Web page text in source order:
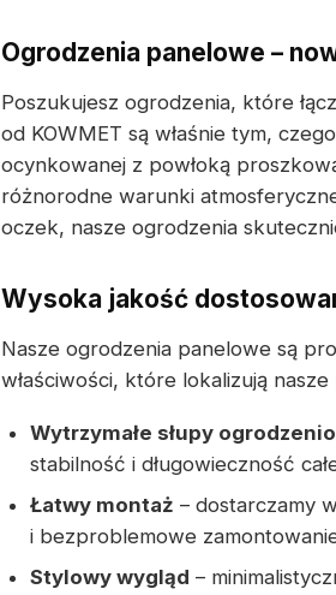
Ogrodzenia panelowe –
Poszukujesz ogrodzenia, które
od KOWMET są właśnie tym,
ocynkowanej z powłoką
różnorodne warunki
oczek, nasze ogrodzenia
Wysoka jakość
Nasze ogrodzenia panelowe są
właściwości, które lokalizują
Wytrzymałe słupy
stabilność i długowieczność
Łatwy montaż – dostarczamy
i bezproblemowe
Stylowy wygląd –